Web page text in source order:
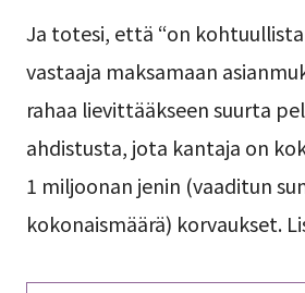
Ja totesi, että “on
vastaaja maksamaan
rahaa lievittääkseen suurta
ahdistusta, jota kantaja on
1 miljoonan jenin (vaaditun
kokonaismäärä) korvaukset.